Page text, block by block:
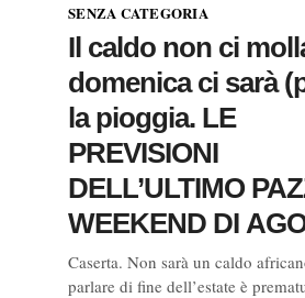
SENZA CATEGORIA
Il caldo non ci
domenica ci sarà
la pioggia. LE
PREVISIONI
DELL’ULTIMO
WEEKEND DI
Caserta. Non sarà un caldo
parlare di fine dell’estate è